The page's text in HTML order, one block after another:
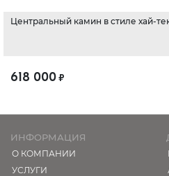
Центральный камин в стиле хай-
618 000₽
ИНФОРМАЦИЯ
О КОМПАНИИ
УСЛУГИ